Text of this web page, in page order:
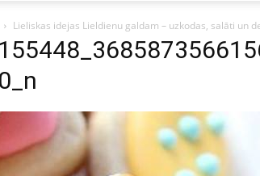
Lieliskas idejas Lieldienu galdam – uzkodas, salāti un